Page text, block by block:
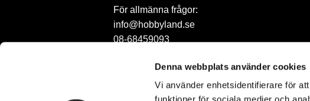
Denna webbplats använder cookies
Vi använder enhetsidentifierare för
För allmänna frågor:
info@hobbyland.se
08-68459093
order@hobbyland.se
08-68459093